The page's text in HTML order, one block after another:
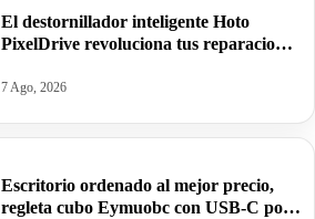
El destornillador inteligente Hoto
PixelDrive revoluciona tus reparaciones
por 47,99€ antes 79,99€.
7 Ago, 2026
Escritorio ordenado al mejor precio,
regleta cubo Eymuobc con USB-C por